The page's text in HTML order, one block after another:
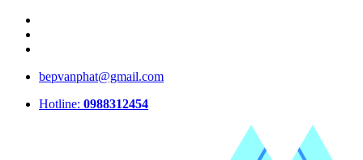
bepvanphat@gmail.com
Hotline: 0988312454